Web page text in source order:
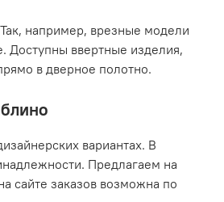
например, врезные модели
Доступны ввертные изделия,
в дверное полотно.
вариантах. В
Предлагаем на
сайте заказов возможна по